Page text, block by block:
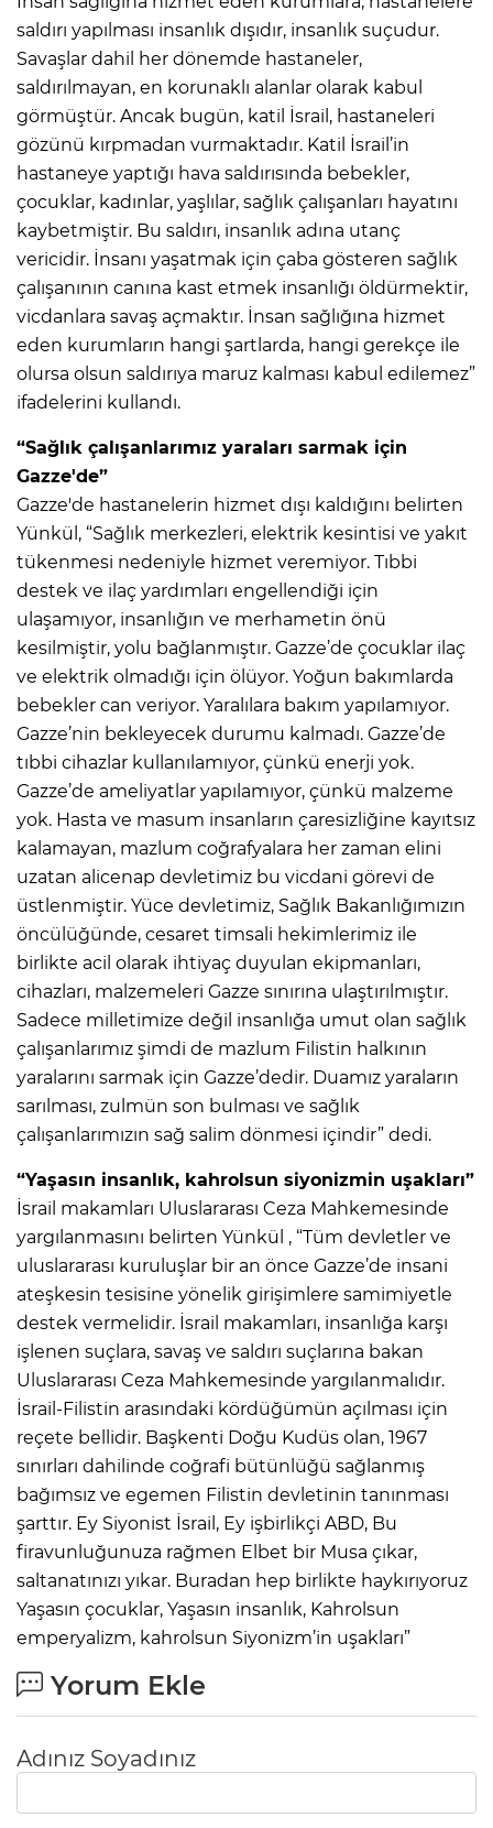
saldırı yapılması insanlık dışıdır, insanlık suçudur.
Savaşlar dahil her dönemde hastaneler,
saldırılmayan, en korunaklı alanlar olarak kabul
görmüştür. Ancak bugün, katil İsrail, hastaneleri
gözünü kırpmadan vurmaktadır. Katil İsrail’in
hastaneye yaptığı hava saldırısında bebekler,
çocuklar, kadınlar, yaşlılar, sağlık çalışanları hayatını
kaybetmiştir. Bu saldırı, insanlık adına utanç
vericidir. İnsanı yaşatmak için çaba gösteren sağlık
çalışanının canına kast etmek insanlığı öldürmektir,
vicdanlara savaş açmaktır. İnsan sağlığına hizmet
eden kurumların hangi şartlarda, hangi gerekçe ile
olursa olsun saldırıya maruz kalması kabul edilemez”
ifadelerini kullandı.
“Sağlık çalışanlarımız yaraları sarmak için
Gazze'de”
Gazze'de hastanelerin hizmet dışı kaldığını belirten
Yünkül, “Sağlık merkezleri, elektrik kesintisi ve yakıt
tükenmesi nedeniyle hizmet veremiyor. Tıbbi
destek ve ilaç yardımları engellendiği için
ulaşamıyor, insanlığın ve merhametin önü
kesilmiştir, yolu bağlanmıştır. Gazze’de çocuklar ilaç
ve elektrik olmadığı için ölüyor. Yoğun bakımlarda
bebekler can veriyor. Yaralılara bakım yapılamıyor.
Gazze’nin bekleyecek durumu kalmadı. Gazze’de
tıbbi cihazlar kullanılamıyor, çünkü enerji yok.
Gazze’de ameliyatlar yapılamıyor, çünkü malzeme
yok. Hasta ve masum insanların çaresizliğine kayıtsız
kalamayan, mazlum coğrafyalara her zaman elini
uzatan alicenap devletimiz bu vicdani görevi de
üstlenmiştir. Yüce devletimiz, Sağlık Bakanlığımızın
öncülüğünde, cesaret timsali hekimlerimiz ile
birlikte acil olarak ihtiyaç duyulan ekipmanları,
cihazları, malzemeleri Gazze sınırına ulaştırılmıştır.
Sadece milletimize değil insanlığa umut olan sağlık
çalışanlarımız şimdi de mazlum Filistin halkının
yaralarını sarmak için Gazze’dedir. Duamız yaraların
sarılması, zulmün son bulması ve sağlık
çalışanlarımızın sağ salim dönmesi içindir” dedi.
“Yaşasın insanlık, kahrolsun siyonizmin uşakları”
İsrail makamları Uluslararası Ceza Mahkemesinde
yargılanmasını belirten Yünkül , “Tüm devletler ve
uluslararası kuruluşlar bir an önce Gazze’de insani
ateşkesin tesisine yönelik girişimlere samimiyetle
destek vermelidir. İsrail makamları, insanlığa karşı
işlenen suçlara, savaş ve saldırı suçlarına bakan
Uluslararası Ceza Mahkemesinde yargılanmalıdır.
İsrail-Filistin arasındaki kördüğümün açılması için
reçete bellidir. Başkenti Doğu Kudüs olan, 1967
sınırları dahilinde coğrafi bütünlüğü sağlanmış
bağımsız ve egemen Filistin devletinin tanınması
şarttır. Ey Siyonist İsrail, Ey işbirlikçi ABD, Bu
firavunluğunuza rağmen Elbet bir Musa çıkar,
saltanatınızı yıkar. Buradan hep birlikte haykırıyoruz
Yaşasın çocuklar, Yaşasın insanlık, Kahrolsun
emperyalizm, kahrolsun Siyonizm’in uşakları”
Yorum Ekle
Adınız Soyadınız